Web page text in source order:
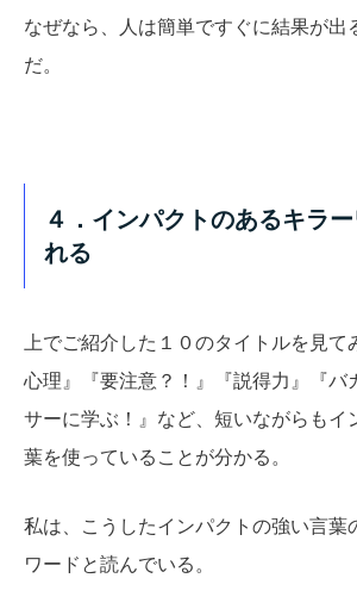
なぜなら、人は簡単ですぐに結果が出
だ。
４．インパクトのあるキラ
れる
上でご紹介した１０のタイトルを見
心理』『要注意？！』『説得力』『バ
サーに学ぶ！』など、短いながらもイ
葉を使っていることが分かる。
私は、こうしたインパクトの強い言葉
ワードと読んでいる。